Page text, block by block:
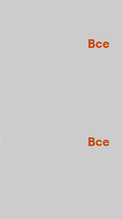
Все
Все